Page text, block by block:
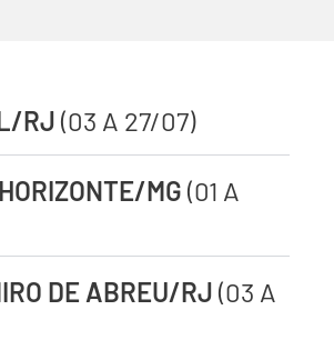
RJ (03 A 27/07)
MG (01 A
DE ABREU/RJ (03 A